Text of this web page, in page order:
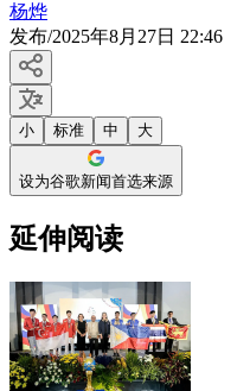
杨烨
发布/2025年8月27日 22:46
小 标准 中 大
设为谷歌新闻首选来源
延伸阅读